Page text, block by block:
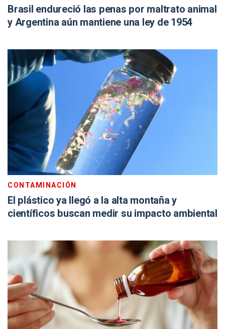
Brasil endureció las penas por maltrato animal
y Argentina aún mantiene una ley de 1954
CONTAMINACIÓN
El plástico ya llegó a la alta montaña y
científicos buscan medir su impacto ambiental